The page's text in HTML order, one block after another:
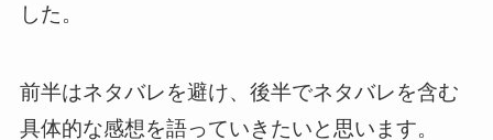
した。
前半はネタバレを避け、後半でネタバレを含む
具体的な感想を語っていきたいと思います。